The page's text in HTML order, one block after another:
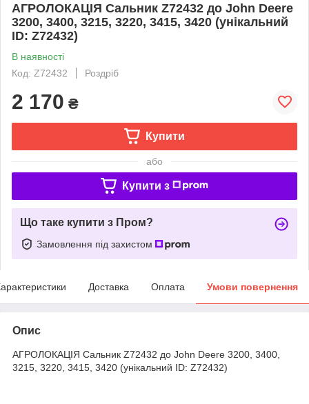
АГРОЛОКАЦІЯ Сальник Z72432 до John Deere
3200, 3400, 3215, 3220, 3415, 3420 (унікальний
ID: Z72432)
В наявності
Код: Z72432
Роздріб
2 170 ₴
Купити
або
Купити з
Що таке купити з Пром?
Замовлення під захистом
Доставка Оплата Умови повернення
Опис
АГРОЛОКАЦІЯ Сальник Z72432 до John Deere 3200, 3400,
3215, 3220, 3415, 3420 (унікальний ID: Z72432)